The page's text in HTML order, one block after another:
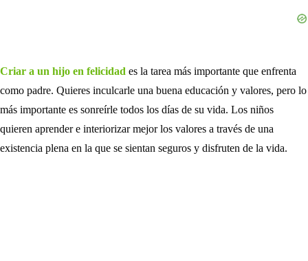
Criar a un hijo en felicidad es la tarea más importante que enfrenta
como padre. Quieres inculcarle una buena educación y valores, pero lo
más importante es sonreírle todos los días de su vida. Los niños
quieren aprender e interiorizar mejor los valores a través de una
existencia plena en la que se sientan seguros y disfruten de la vida.